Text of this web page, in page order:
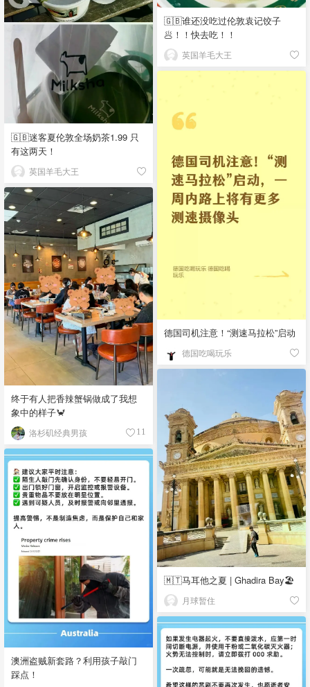
🇬🇧谁还没吃过伦敦袁记饺子
🥟！！快去吃！！
英国羊毛大王
🇬🇧迷客夏伦敦全场奶茶1.99 只
有这两天！
英国羊毛大王
德国司机注意！“测速马拉松”启动
德国吃喝玩乐
终于有人把香辣蟹锅做成了我想
象中的样子🦀
洛杉矶经典男孩 11
🇲🇹马耳他之夏 | Ghadira Bay🏖️
月球暂住
澳洲盗贼新套路？利用孩子敲门
踩点！